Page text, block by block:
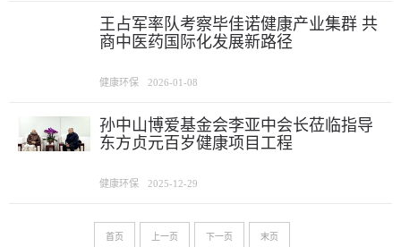
王占军率队考察毕佳诺健康产业集群 共
商中医药国际化发展新路径
健康环保 2026-01-08
孙中山博爱基金会李亚中会长莅临指导
东方贞元百岁健康项目工程
健康环保 2025-12-29
首页 上一页 下一页 末页